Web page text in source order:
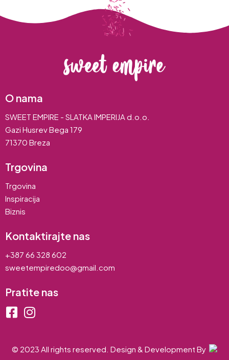
O nama
SWEET EMPIRE - SLATKA IMPERIJA d.o.o.
Gazi Husrev Bega 179
71370 Breza
Trgovina
Trgovina
Inspiracija
Biznis
Kontaktirajte nas
+387 66 328 602
sweetempiredoo@gmail.com
Pratite nas
© 2023 All rights reserved. Design & Development By